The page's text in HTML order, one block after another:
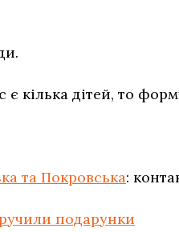
є кілька дітей, то
та Покровська:
подарунки